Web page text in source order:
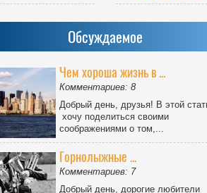
Обсуждаемое
Чем хороша жизнь в ...
Комментариев: 8
Добрый день, друзья! В этой
хочу поделиться своими
соображениями о том,...
Горнолыжные ...
Комментариев: 7
Добрый день, дорогие любители